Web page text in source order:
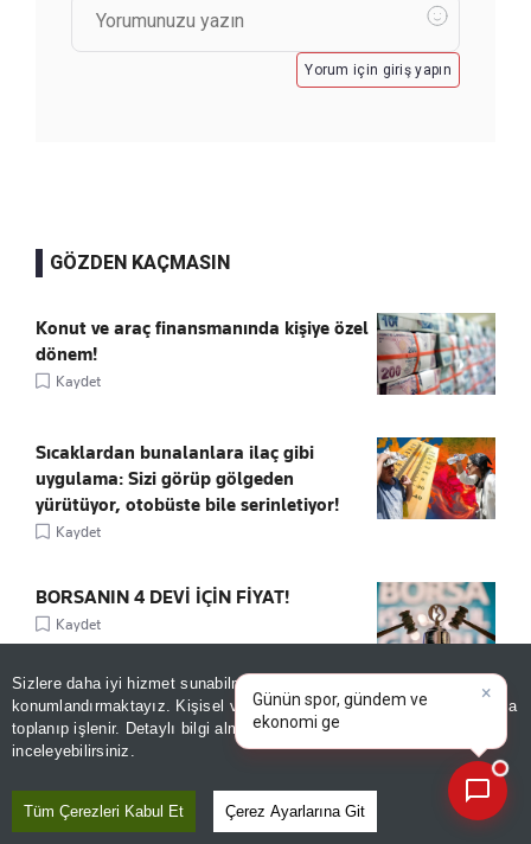
Sizlere daha iyi hizmet sunabilmek adına sitemizde
konumlandırmaktayız. Kişisel verileriniz, KVKK ve GDPR kapsamında
toplanıp işlenir. Detaylı bilgi almak içinAydınlatma Metnimizi
inceleyebilirsiniz.
Tüm Çerezleri Kabul Et Çerez Ayarlarına Git
Yorum için giriş yapın
GÖZDEN KAÇMASIN
Konut ve araç finansmanında kişiye özel
dönem!
Kaydet
Sıcaklardan bunalanlara ilaç gibi
uygulama: Sizi görüp gölgeden
yürütüyor, otobüste bile serinletiyor!
Kaydet
BORSANIN 4 DEVİ İÇİN FİYAT!
Kaydet
742 bin TL indirim! Hyundai'den Ağustos
sürprizi
×
Günün spor, gündem ve
ekonomi gelişmelerini analiz
edin!|